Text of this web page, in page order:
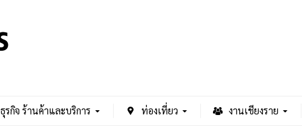
ธุรกิจ ร้านค้าและบริการ ท่องเที่ยว งานเชียงราย